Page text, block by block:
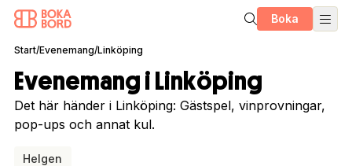
Boka
Start/Evenemang/Linköping
Evenemang i Linköping
Det här händer i Linköping: Gästspel, vinprovningar,
pop-ups och annat kul.
Helgen